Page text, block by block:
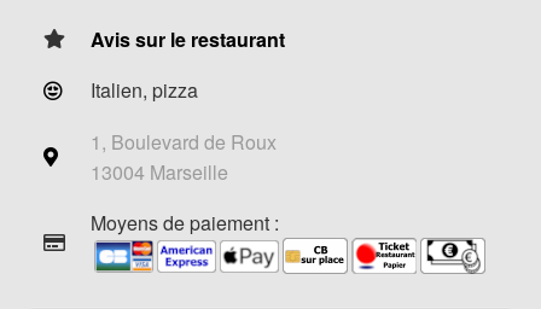
Avis sur le restaurant
Italien, pizza
1, Boulevard de Roux
13004 Marseille
Moyens de paiement :